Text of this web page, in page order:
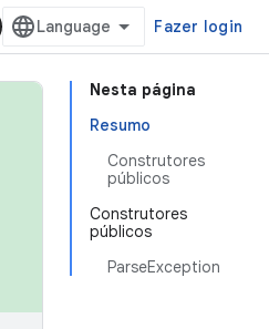
Fazer login
Nesta página
Resumo
Construtores
públicos
Construtores
públicos
ParseException